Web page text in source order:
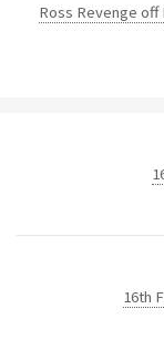
Ross Revenge off
16th